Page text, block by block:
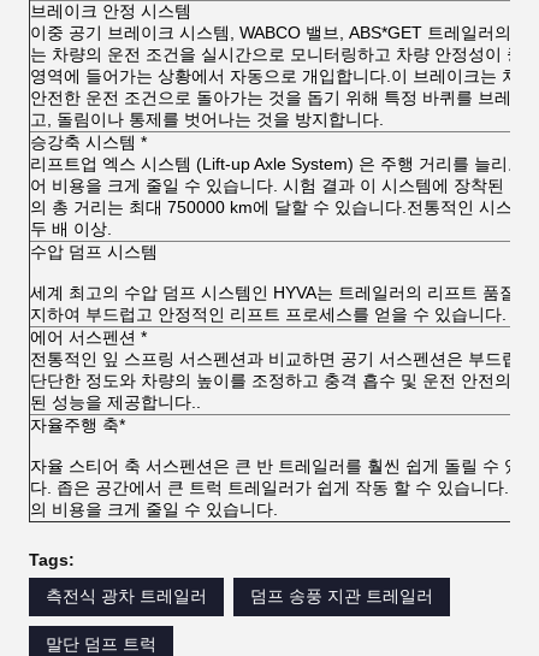
브레이크 안정 시스템
이중 공기 브레이크 시스템, WABCO 밸브, ABS*GET 트레일러의
는 차량의 운전 조건을 실시간으로 모니터링하고 차량 안정성이 중
영역에 들어가는 상황에서 자동으로 개입합니다.이 브레이크는 차량
안전한 운전 조건으로 돌아가는 것을 돕기 위해 특정 바퀴를 브레이
고, 돌림이나 통제를 벗어나는 것을 방지합니다.
승강축 시스템 *
리프트업 엑스 시스템 (Lift-up Axle System) 은 주행 거리를 늘리고
어 비용을 크게 줄일 수 있습니다. 시험 결과 이 시스템에 장착된 타
의 총 거리는 최대 750000 km에 달할 수 있습니다.전통적인 시스템
두 배 이상.
수압 덤프 시스템
세계 최고의 수압 덤프 시스템인 HYVA는 트레일러의 리프트 품질을
지하여 부드럽고 안정적인 리프트 프로세스를 얻을 수 있습니다.
에어 서스펜션 *
전통적인 잎 스프링 서스펜션과 비교하면 공기 서스펜션은 부드럽거
단단한 정도와 차량의 높이를 조정하고 충격 흡수 및 운전 안전의 향
된 성능을 제공합니다..
자율주행 축*
자율 스티어 축 서스펜션은 큰 반 트레일러를 훨씬 쉽게 돌릴 수 있
다. 좁은 공간에서 큰 트럭 트레일러가 쉽게 작동 할 수 있습니다. 타
의 비용을 크게 줄일 수 있습니다.
Tags:
측전식 광차 트레일러
덤프 송풍 지관 트레일러
말단 덤프 트럭